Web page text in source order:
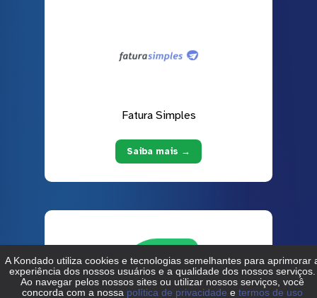
Fatura Simples
Saiba mais →